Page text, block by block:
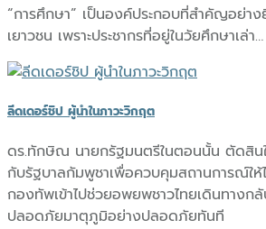
“การศึกษา” เป็นองค์ประกอบที่สำคัญอย่าง
เยาวชน เพราะประชากรที่อยู่ในวัยศึกษาเล่า…
ลีดเดอร์ชิป ผู้นำในภาวะวิกฤต
ดร.ทักษิณ นายกรัฐมนตรีในตอนนั้น ตัดสินใ
กับรัฐบาลกัมพูชาเพื่อควบคุมสถานการณ์ให้ไ
กองทัพเข้าไปช่วยอพยพชาวไทยเดินทางกลั
ปลอดภัยมาตุภูมิอย่างปลอดภัยทันที